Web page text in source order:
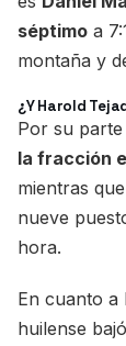
séptimo a
montaña y
¿Y Harold
Por su parte
la fracción
mientras que
nueve
hora.
En cuanto a
huilense